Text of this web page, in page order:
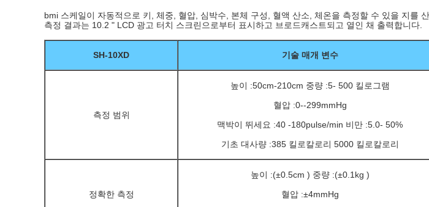
bmi 스케일이 자동적으로 키, 체중, 혈압, 심박수, 본체 구성, 혈액 산소, 체온을 측정할 수 있을 지를 산
측정 결과는 10.2 " LCD 광고 터치 스크린으로부터 표시하고 브로드캐스트되고 열인 채 출력합니다.
SH-10XD 기술 매개 변수
측정 범위
높이 :50cm-210cm 중량 :5- 500 킬로그램
혈압 :0--299mmHg
맥박이 뛰세요 :40 -180pulse/min 비만 :5.0- 50%
기초 대사량 :385 킬로칼로리 5000 킬로칼로리
정확한 측정
높이 :(±0.5cm ) 중량 :(±0.1kg )
혈압 :±4mmHg